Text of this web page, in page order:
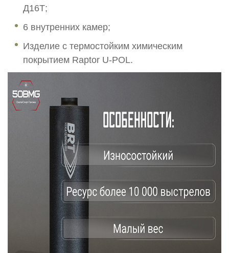
Д16Т;
6 внутренних камер;
Изделие с термостойким химическим
покрытием Raptor U-POL.